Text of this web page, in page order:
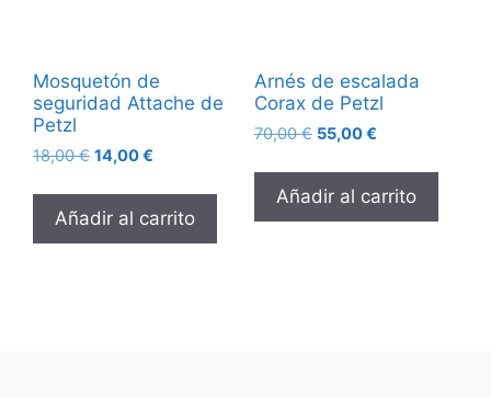
Mosquetón de
seguridad Attache de
Petzl
18,00€ 14,00€
Añadir al carrito
Arnés de escalada
Corax de Petzl
70,00€ 55,00€
Añadir al carrito